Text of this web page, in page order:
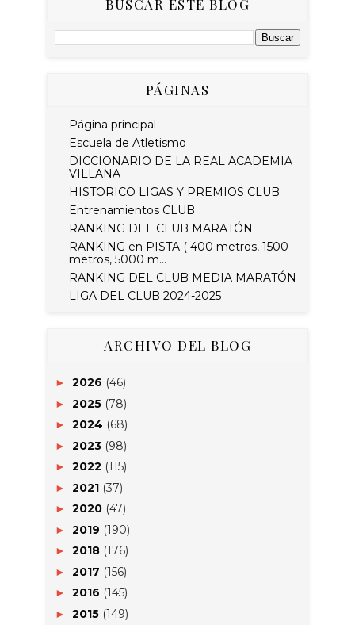
BUSCAR ESTE BLOG
PÁGINAS
Página principal
Escuela de Atletismo
DICCIONARIO DE LA REAL ACADEMIA
VILLANA
HISTORICO LIGAS Y PREMIOS CLUB
Entrenamientos CLUB
RANKING DEL CLUB MARATÓN
RANKING en PISTA ( 400 metros, 1500
metros, 5000 m...
RANKING DEL CLUB MEDIA MARATÓN
LIGA DEL CLUB 2024-2025
ARCHIVO DEL BLOG
► 2026 (46)
► 2025 (78)
► 2024 (68)
► 2023 (98)
► 2022 (115)
► 2021 (37)
► 2020 (47)
► 2019 (190)
► 2018 (176)
► 2017 (156)
► 2016 (145)
► 2015 (149)